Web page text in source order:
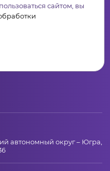
автономный округ – Югра,
сайтом, вы